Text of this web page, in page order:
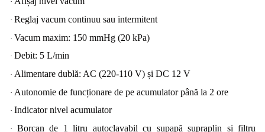
· Reglaj vacum continuu sau intermitent
·Vacum maxim: 150 mmHg (20 kPa)
·Debit: 5 L/min
· Alimentare dublă: AC (220-110 V) și DC 12 V
· Autonomie de funcționare de pe acumulator până la 2 ore
·Indicator nivel acumulator
· Borcan de 1 litru autoclavabil cu supapă supraplin și filtru